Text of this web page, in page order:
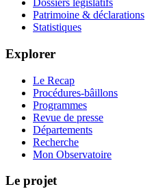
Dossiers législatifs
Patrimoine & déclarations
Statistiques
Explorer
Le Recap
Procédures-bâillons
Programmes
Revue de presse
Départements
Recherche
Mon Observatoire
Le projet